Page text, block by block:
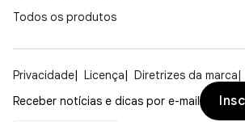
Todos os produtos
Privacidade Licença Diretrizes da marca
Receber notícias e dicas por e-mail